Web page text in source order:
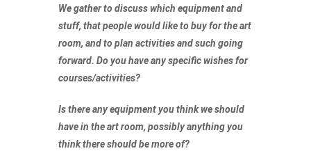
We gather to discuss which equipment and
stuff, that people would like to buy for the art
room, and to plan activities and such going
forward. Do you have any specific wishes for
courses/activities?
Is there any equipment you think we should
have in the art room, possibly anything you
think there should be more of?